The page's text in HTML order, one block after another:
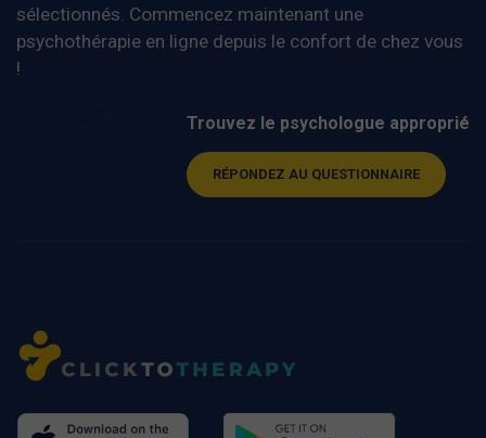
sélectionnés. Commencez maintenant une
psychothérapie en ligne depuis le confort de chez vous
!
Trouvez le psychologue approprié
RÉPONDEZ AU QUESTIONNAIRE